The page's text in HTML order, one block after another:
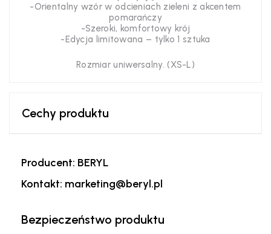
-Orientalny wzór w odcieniach zieleni z akcentem
pomarańczy
-Szeroki, komfortowy krój
-Edycja limitowana – tylko 1 sztuka
Rozmiar uniwersalny. (XS-L)
Cechy produktu
Producent: BERYL
Kontakt: marketing@beryl.pl
Bezpieczeństwo produktu